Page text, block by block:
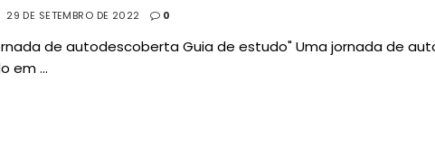
29 DE SETEMBRO DE 2022 0
de autodescoberta Guia de estudo" Uma jornada de
em ...